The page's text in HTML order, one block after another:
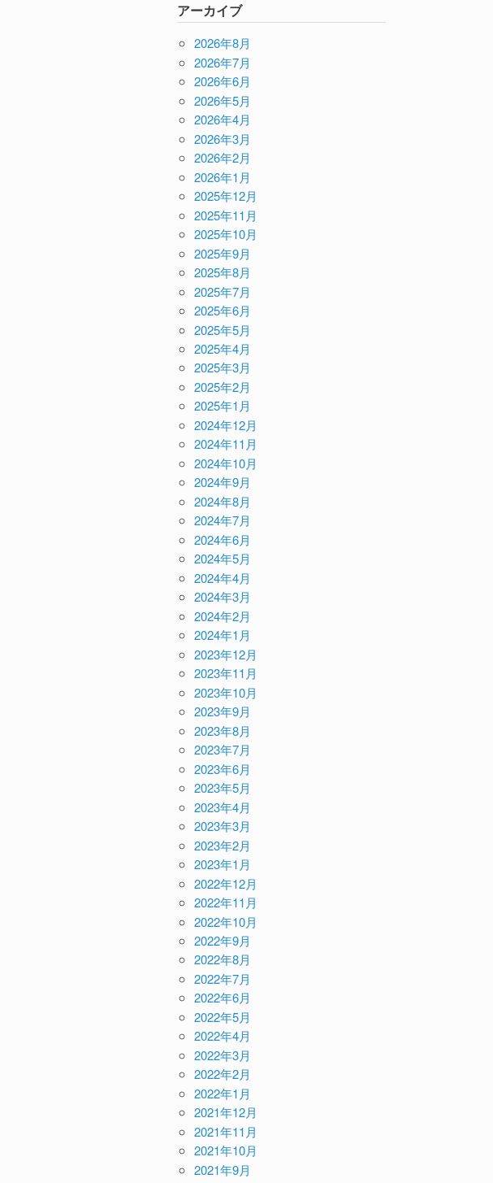
アーカイブ
2026年8月
2026年7月
2026年6月
2026年5月
2026年4月
2026年3月
2026年2月
2026年1月
2025年12月
2025年11月
2025年10月
2025年9月
2025年8月
2025年7月
2025年6月
2025年5月
2025年4月
2025年3月
2025年2月
2025年1月
2024年12月
2024年11月
2024年10月
2024年9月
2024年8月
2024年7月
2024年6月
2024年5月
2024年4月
2024年3月
2024年2月
2024年1月
2023年12月
2023年11月
2023年10月
2023年9月
2023年8月
2023年7月
2023年6月
2023年5月
2023年4月
2023年3月
2023年2月
2023年1月
2022年12月
2022年11月
2022年10月
2022年9月
2022年8月
2022年7月
2022年6月
2022年5月
2022年4月
2022年3月
2022年2月
2022年1月
2021年12月
2021年11月
2021年10月
2021年9月